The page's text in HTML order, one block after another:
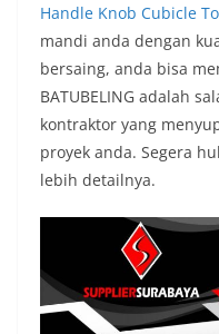
Handle Knob Cubicle
mandi anda dengan
bersaing, anda bisa
BATUBELING adalah
kontraktor yang
proyek anda. Segera
lebih detailnya.